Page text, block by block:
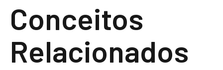
Conceitos
Relacionados